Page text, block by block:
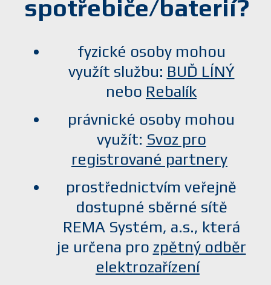
spotřebiče/baterií?
fyzické osoby mohou
využít službu: BUĎ LÍNÝ
nebo Rebalík
právnické osoby mohou
využít: Svoz pro
registrované partnery
prostřednictvím veřejně
dostupné sběrné sítě
REMA Systém, a.s., která
je určena pro zpětný odběr
elektrozařízení